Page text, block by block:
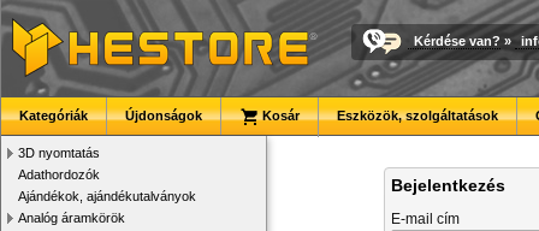
Kérdése van? »
Kategóriák Újdonságok Kosár Eszközök, szolgáltatások
3D nyomtatás
Adathordozók
Ajándékok, ajándékutalványok
Analóg áramkörök
Bejelentkezés
E-mail cím